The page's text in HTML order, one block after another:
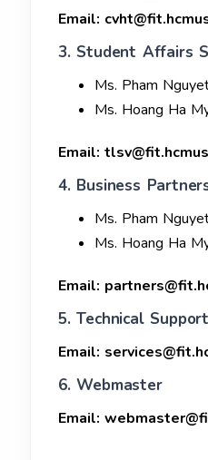
Email:
3. Student Affairs
Ms. Pham
Ms. Hoang Ha
Email:
4. Business
Ms. Pham
Ms. Hoang Ha
Email:
5. Technical
Email:
6. Webmaster
Email: